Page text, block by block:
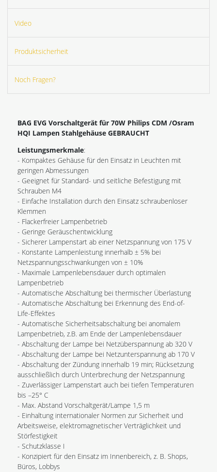
Video
Produktsicherheit
Noch Fragen?
BAG EVG Vorschaltgerät für 70W Philips CDM /Osram
HQI Lampen Stahlgehäuse GEBRAUCHT
Leistungsmerkmale:
- Kompaktes Gehäuse für den Einsatz in Leuchten mit
geringen Abmessungen
- Geeignet für Standard- und seitliche Befestigung mit
Schrauben M4
- Einfache Installation durch den Einsatz schraubenloser
Klemmen
- Flackerfreier Lampenbetrieb
- Geringe Geräuschentwicklung
- Sicherer Lampenstart ab einer Netzspannung von 175 V
- Konstante Lampenleistung innerhalb ± 5% bei
Netzspannungsschwankungen von ± 10%
- Maximale Lampenlebensdauer durch optimalen
Lampenbetrieb
- Automatische Abschaltung bei thermischer Überlastung
- Automatische Abschaltung bei Erkennung des End-of-
Life-Effektes
- Automatische Sicherheitsabschaltung bei anomalem
Lampenbetrieb, z.B. am Ende der Lampenlebensdauer
- Abschaltung der Lampe bei Netzüberspannung ab 320 V
- Abschaltung der Lampe bei Netzunterspannung ab 170 V
- Abschaltung der Zündung innerhalb 19 min; Rücksetzung
ausschließlich durch Unterbrechung der Netzspannung
- Zuverlässiger Lampenstart auch bei tiefen Temperaturen
bis –25° C
- Max. Abstand Vorschaltgerät/Lampe 1,5 m
- Einhaltung internationaler Normen zur Sicherheit und
Arbeitsweise, elektromagnetischer Verträglichkeit und
Störfestigkeit
- Schutzklasse I
- Konzipiert für den Einsatz im Innenbereich, z. B. Shops,
Büros, Lobbys